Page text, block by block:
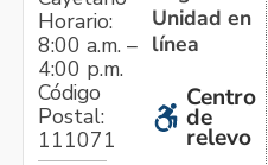
Horario:
8:00 a.m. –
4:00 p.m.
Código
Postal:
111071
Unidad en
línea
Centro
de
relevo